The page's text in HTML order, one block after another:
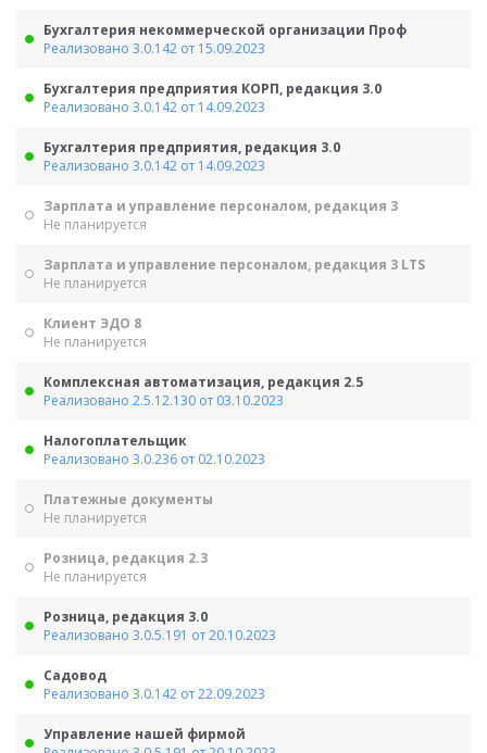
Бухгалтерия некоммерческой организации Проф
Реализовано 3.0.142 от 15.09.2023
Бухгалтерия предприятия КОРП, редакция 3.0
Реализовано 3.0.142 от 14.09.2023
Бухгалтерия предприятия, редакция 3.0
Реализовано 3.0.142 от 14.09.2023
Зарплата и управление персоналом, редакция 3
Не планируется
Зарплата и управление персоналом, редакция 3 LTS
Не планируется
Клиент ЭДО 8
Не планируется
Комплексная автоматизация, редакция 2.5
Реализовано 2.5.12.130 от 03.10.2023
Налогоплательщик
Реализовано 3.0.236 от 02.10.2023
Платежные документы
Не планируется
Розница, редакция 2.3
Не планируется
Розница, редакция 3.0
Реализовано 3.0.5.191 от 20.10.2023
Садовод
Реализовано 3.0.142 от 22.09.2023
Управление нашей фирмой